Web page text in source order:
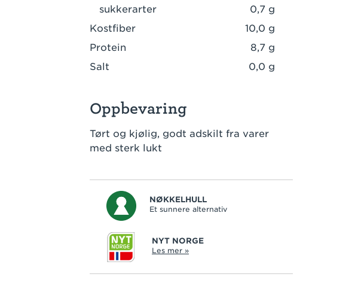
sukkerarter
0,7 g
Kostfiber
10,0 g
Protein
8,7 g
Salt
0,0 g
Oppbevaring
Tørt og kjølig, godt adskilt fra varer
med sterk lukt
NØKKELHULL
Et sunnere alternativ
NYT NORGE
Les mer »